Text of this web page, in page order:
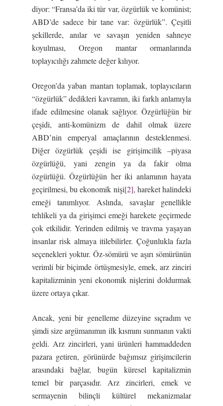
diyor: “Fransa’da iki tür var, özgürlük ve komünist;
ABD’de sadece bir tane var: özgürlük”. Çeşitli
şekillerde, anılar ve savaşın yeniden sahneye
koyulması, Oregon mantar ormanlarında
toplayıcılığı zahmete değer kılıyor.
Oregon’da yaban mantarı toplamak, toplayıcıların
“özgürlük” dedikleri kavramın, iki farklı anlamıyla
ifade edilmesine olanak sağlıyor. Özgürlüğün bir
çeşidi, anti-komünizm de dahil olmak üzere
ABD’nin emperyal amaçlarının desteklenmesi.
Diğer özgürlük çeşidi ise girişimcilik –piyasa
özgürlüğü, yani zengin ya da fakir olma
özgürlüğü. Özgürlüğün her iki anlamının hayata
geçirilmesi, bu ekonomik nişi[2], hareket halindeki
emeği tanımlıyor. Aslında, savaşlar genellikle
tehlikeli ya da girişimci emeği harekete geçirmede
çok etkilidir. Yerinden edilmiş ve travma yaşayan
insanlar risk almaya itilebilirler. Çoğunlukla fazla
seçenekleri yoktur. Öz-sömürü ve aşırı sömürünün
verimli bir biçimde örtüşmesiyle, emek, arz zinciri
kapitalizminin yeni ekonomik nişlerini doldurmak
üzere ortaya çıkar.
Ancak, yeni bir genelleme düzeyine sıçradım ve
şimdi size argümanımın ilk kısmını sunmanın vakti
geldi. Arz zincirleri, yani ürünleri hammaddeden
pazara getiren, görünürde bağımsız girişimcilerin
arasındaki bağlar, bugün küresel kapitalizmin
temel bir parçasıdır. Arz zincirleri, emek ve
sermayenin bilinçli kültürel mekanizmalar